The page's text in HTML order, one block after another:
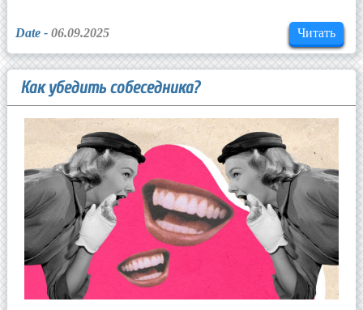
внутреннего спокойствия.
Date - 06.09.2025 Читать
Как убедить собеседника?